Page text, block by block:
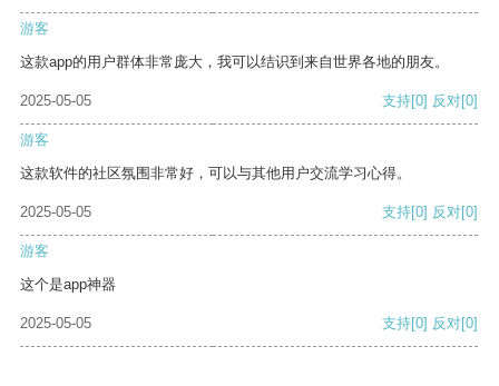
游客
这款app的用户群体非常庞大，我可以结识到来自世界各地的朋友。
2025-05-05 支持[0] 反对[0]
游客
这款软件的社区氛围非常好，可以与其他用户交流学习心得。
2025-05-05 支持[0] 反对[0]
游客
这个是app神器
2025-05-05 支持[0] 反对[0]